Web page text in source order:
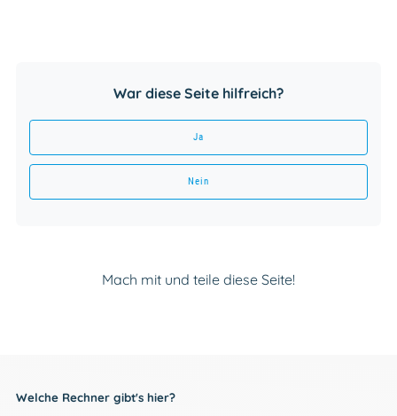
War diese Seite hilfreich?
Ja
Nein
Mach mit und teile diese Seite!
Welche Rechner gibt's hier?